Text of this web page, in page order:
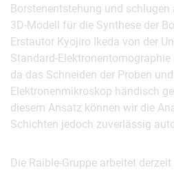
Borstenentstehung und
3D-Modell für die Synthese der
Erstautor Kyojiro Ikeda von der
Standard-
da das Schneiden der Proben
Elektronenmikroskop händisch
diesem Ansatz können wir die
Schichten jedoch zuverlässig
Die Raible-Gruppe arbeitet